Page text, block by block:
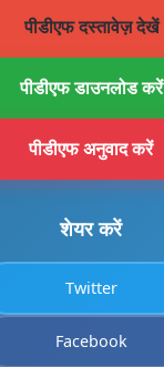
पीडीएफ दस्तावेज़ देखें
पीडीएफ डाउनलोड करें
पीडीएफ अनुवाद करें
शेयर करें
Twitter
Facebook